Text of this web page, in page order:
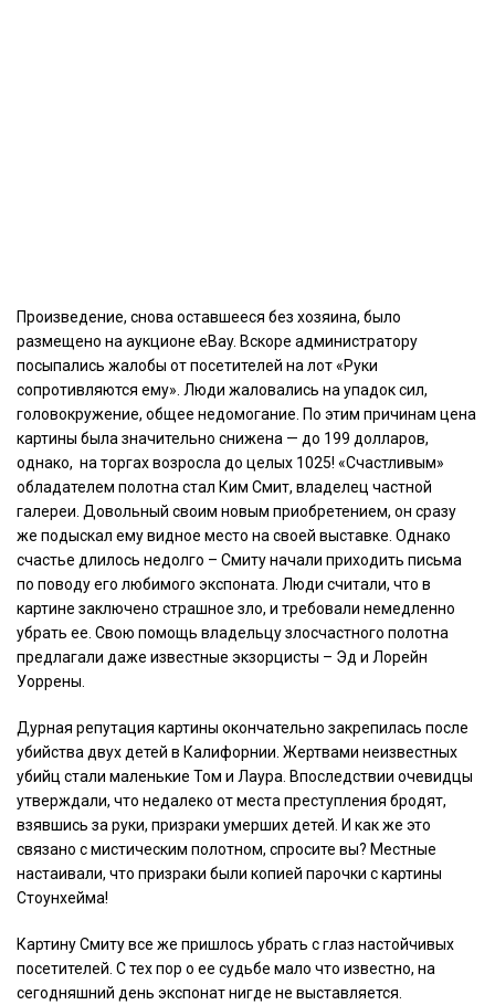
Произведение, снова оставшееся без хозяина, было
размещено на аукционе eBay. Вскоре администратору
посыпались жалобы от посетителей на лот «Руки
сопротивляются ему». Люди жаловались на упадок сил,
головокружение, общее недомогание. По этим причинам цена
картины была значительно снижена — до 199 долларов,
однако, на торгах возросла до целых 1025! «Счастливым»
обладателем полотна стал Ким Смит, владелец частной
галереи. Довольный своим новым приобретением, он сразу
же подыскал ему видное место на своей выставке. Однако
счастье длилось недолго – Смиту начали приходить письма
по поводу его любимого экспоната. Люди считали, что в
картине заключено страшное зло, и требовали немедленно
убрать ее. Свою помощь владельцу злосчастного полотна
предлагали даже известные экзорцисты – Эд и Лорейн
Уоррены.
Дурная репутация картины окончательно закрепилась после
убийства двух детей в Калифорнии. Жертвами неизвестных
убийц стали маленькие Том и Лаура. Впоследствии очевидцы
утверждали, что недалеко от места преступления бродят,
взявшись за руки, призраки умерших детей. И как же это
связано с мистическим полотном, спросите вы? Местные
настаивали, что призраки были копией парочки с картины
Стоунхейма!
Картину Смиту все же пришлось убрать с глаз настойчивых
посетителей. С тех пор о ее судьбе мало что известно, на
сегодняшний день экспонат нигде не выставляется.